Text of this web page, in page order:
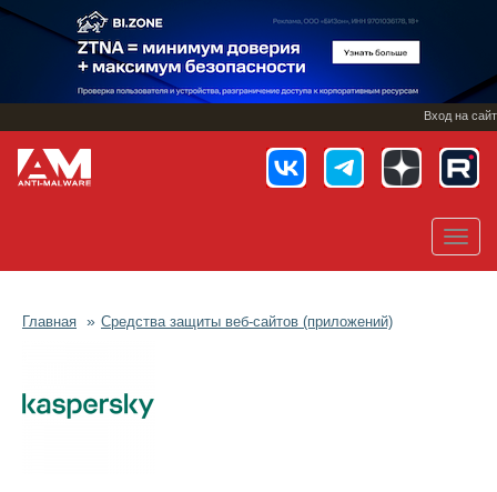
Перейти
основному
Вход на сайт
Главная Средства защиты веб-сайтов (приложений)